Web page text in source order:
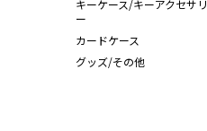
キーケース/キーアクセサリ
ー
カードケース
グッズ/その他